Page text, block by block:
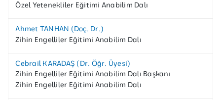
Özel Yetenekliler Eğitimi Anabilim Dalı
Ahmet TANHAN (Doç. Dr.)
Zihin Engelliler Eğitimi Anabilim Dalı
Cebrail KARADAŞ (Dr. Öğr. Üyesi)
Zihin Engelliler Eğitimi Anabilim Dalı Başkanı
Zihin Engelliler Eğitimi Anabilim Dalı